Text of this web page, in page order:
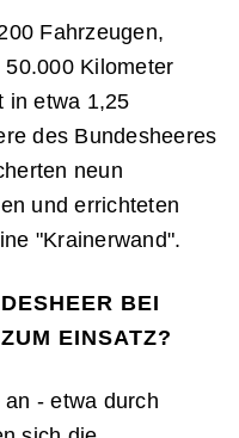
Fahrzeugen,
Kilometer
in etwa 1,25
des Bundesheeres
neun
und errichteten
"Krainerwand".
BEI
EINSATZ?
- etwa durch